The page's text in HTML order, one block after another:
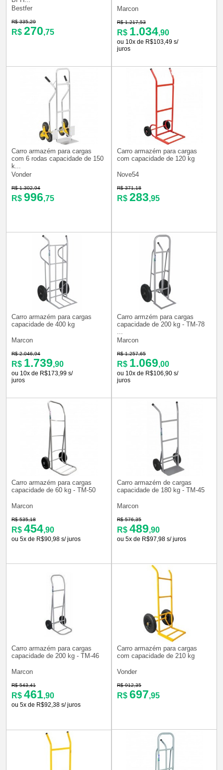
Bestfer
R$ 335,29
R$ 270,75
Marcon
R$ 1.217,53
R$ 1.034,90
ou 10x de R$103,49 s/
juros
Carro armazém para cargas
com 6 rodas capacidade de 150
k...
Vonder
R$ 1.302,94
R$ 996,75
Carro armazém para cargas
com capacidade de 120 kg
Nove54
R$ 371,18
R$ 283,95
Carro armazém para cargas
capacidade de 400 kg
Marcon
R$ 2.046,94
R$ 1.739,90
ou 10x de R$173,99 s/
juros
Carro armzém para cargas
capacidade de 200 kg - TM-78
Marcon
R$ 1.257,65
R$ 1.069,00
ou 10x de R$106,90 s/
juros
Carro armazém para cargas
capacidade de 60 kg - TM-50
Marcon
R$ 535,18
R$ 454,90
ou 5x de R$90,98 s/ juros
Carro armazém de cargas
capacidade de 180 kg - TM-45
Marcon
R$ 576,35
R$ 489,90
ou 5x de R$97,98 s/ juros
Carro armazém para cargas
capacidade de 200 kg - TM-46
Marcon
R$ 543,41
R$ 461,90
ou 5x de R$92,38 s/ juros
Carro armazém para cargas
com capacidade de 210 kg
Vonder
R$ 912,35
R$ 697,95